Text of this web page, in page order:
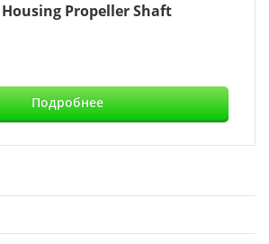
Housing Propeller Shaft
Подробнее